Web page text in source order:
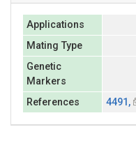
Applications
Mating Type
Genetic
Markers
References
4491,